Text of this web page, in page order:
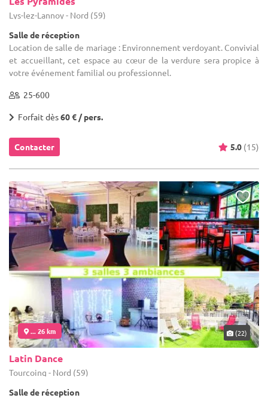
Lys-lez-Lannoy - Nord (59)
Salle de réception
Location de salle de mariage : Environnement verdoyant. Convivial
et accueillant, cet espace au cœur de la verdure sera propice à
votre événement familial ou professionnel.
25-600
Forfait dès60 € / pers.
Contacter 5.0 (15)
... 26 km (22)
Latin Dance
Tourcoing - Nord (59)
Salle de réception